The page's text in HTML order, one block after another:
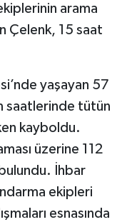
arama
Çelenk, 15 saat
yaşayan 57
saatlerinde tütün
kayboldu.
üzerine 112
İhbar
ekipleri
esnasında